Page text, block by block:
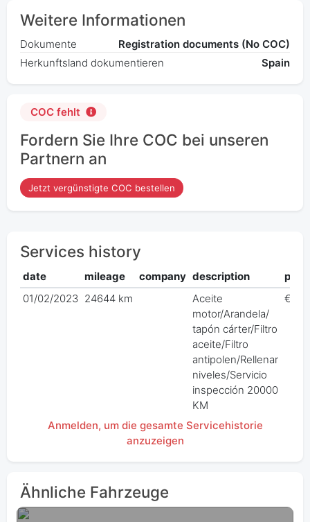
Weitere Informationen
Dokumente
Registration documents (No COC)
Herkunftsland dokumentieren
Spain
COC fehlt
Fordern Sie Ihre COC bei unseren
Partnern an
Jetzt vergünstigte COC bestellen
Services history
date mileage company description
price
01/02/2023 24644 km
Aceite
motor/Arandela/
tapón cárter/Filtro
aceite/Filtro
antipolen/Rellenar
niveles/Servicio
inspección 20000
KM
€
Anmelden, um die gesamte Servicehistorie
anzuzeigen
Ähnliche Fahrzeuge